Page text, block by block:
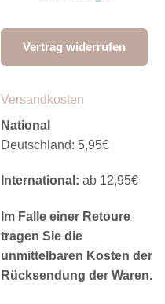
Vertrag widerrufen
Versandkosten
National
Deutschland: 5,95€
International: ab 12,95€
Im Falle einer Retoure
tragen Sie die
unmittelbaren Kosten der
Rücksendung der Waren.